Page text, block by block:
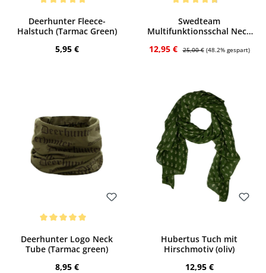
Bewerten
Deerhunter Fleece-
Halstuch (Tarmac Green)
Regulärer Preis:
5,95 €
Bewerten
Swedteam
Multifunktionsschal Neck
grün, weiß)
Verkaufspreis:
12,95 € Regulärer Preis:
25,00 € (48.2% gespart)
Bewerten
Deerhunter Logo Neck
Tube (Tarmac green)
Regulärer Preis:
8,95 €
Hubertus Tuch mit
Hirschmotiv (oliv)
Regulärer Preis:
12,95 €